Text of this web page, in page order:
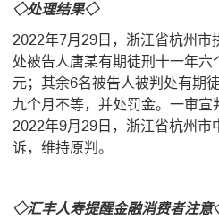
◇处理结果◇
2022年7月29日，浙江省杭州市
处被告人唐某有期徒刑十一年
元；其余6名被告人被判处有期
九个月不等，并处罚金。一审宣
2022年9月29日，浙江省杭州市
诉，维持原判。
◇汇丰人寿提醒金融消费者注